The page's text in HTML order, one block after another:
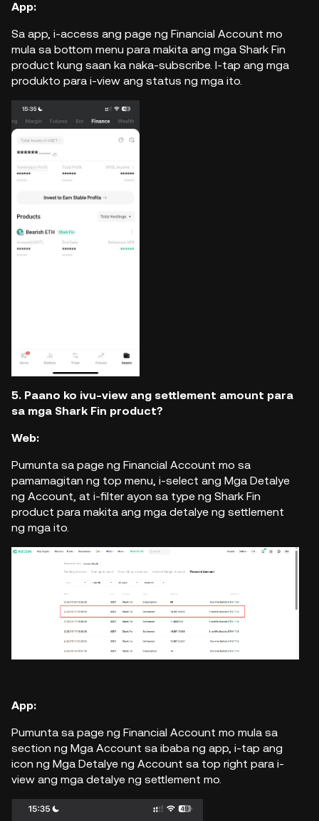
App:
Sa app, i-access ang page ng Financial Account mo
mula sa bottom menu para makita ang mga Shark Fin
product kung saan ka naka-subscribe. I-tap ang mga
produkto para i-view ang status ng mga ito.
5. Paano ko ivu-view ang settlement amount para
sa mga Shark Fin product?
Web:
Pumunta sa page ng Financial Account mo sa
pamamagitan ng top menu, i-select ang Mga Detalye
ng Account, at i-filter ayon sa type ng Shark Fin
product para makita ang mga detalye ng settlement
ng mga ito.
App:
Pumunta sa page ng Financial Account mo mula sa
section ng Mga Account sa ibaba ng app, i-tap ang
icon ng Mga Detalye ng Account sa top right para i-
view ang mga detalye ng settlement mo.